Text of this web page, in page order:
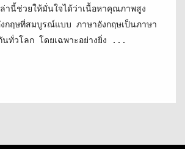
านี้ช่วยให้มั่นใจได้ว่าเนื้อหาคุณภาพสูง
กฤษที่สมบูรณ์แบบ ภาษาอังกฤษเป็นภาษา
นทั่วโลก โดยเฉพาะอย่างยิ่ง ...